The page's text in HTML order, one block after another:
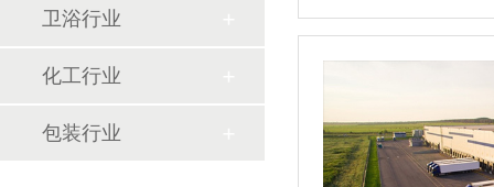
卫浴行业
化工行业
包装行业